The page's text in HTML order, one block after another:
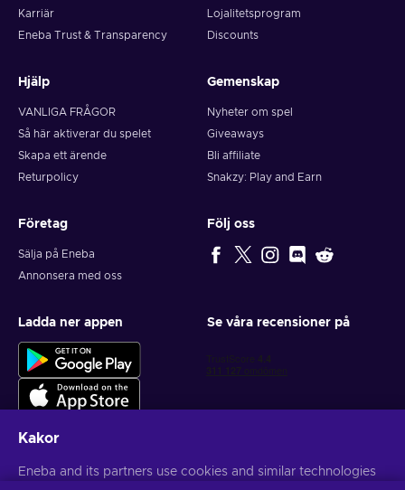
Karriär
Eneba Trust & Transparency
Lojalitetsprogram
Discounts
Hjälp
VANLIGA FRÅGOR
Så här aktiverar du spelet
Skapa ett ärende
Returpolicy
Gemenskap
Nyheter om spel
Giveaways
Bli affiliate
Snakzy: Play and Earn
Företag
Sälja på Eneba
Annonsera med oss
Följ oss
Ladda ner appen Se våra recensioner på
Få personliga spelerbjudanden
Kakor
Eneba and its partners use cookies and similar technologies